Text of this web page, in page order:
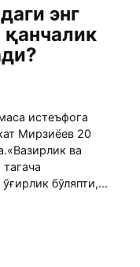
энг
истеъфога
Мирзиёев 20
ва
бўляпти,...